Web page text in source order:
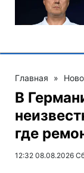
Главная »
В
где
12:32 08.08.2026